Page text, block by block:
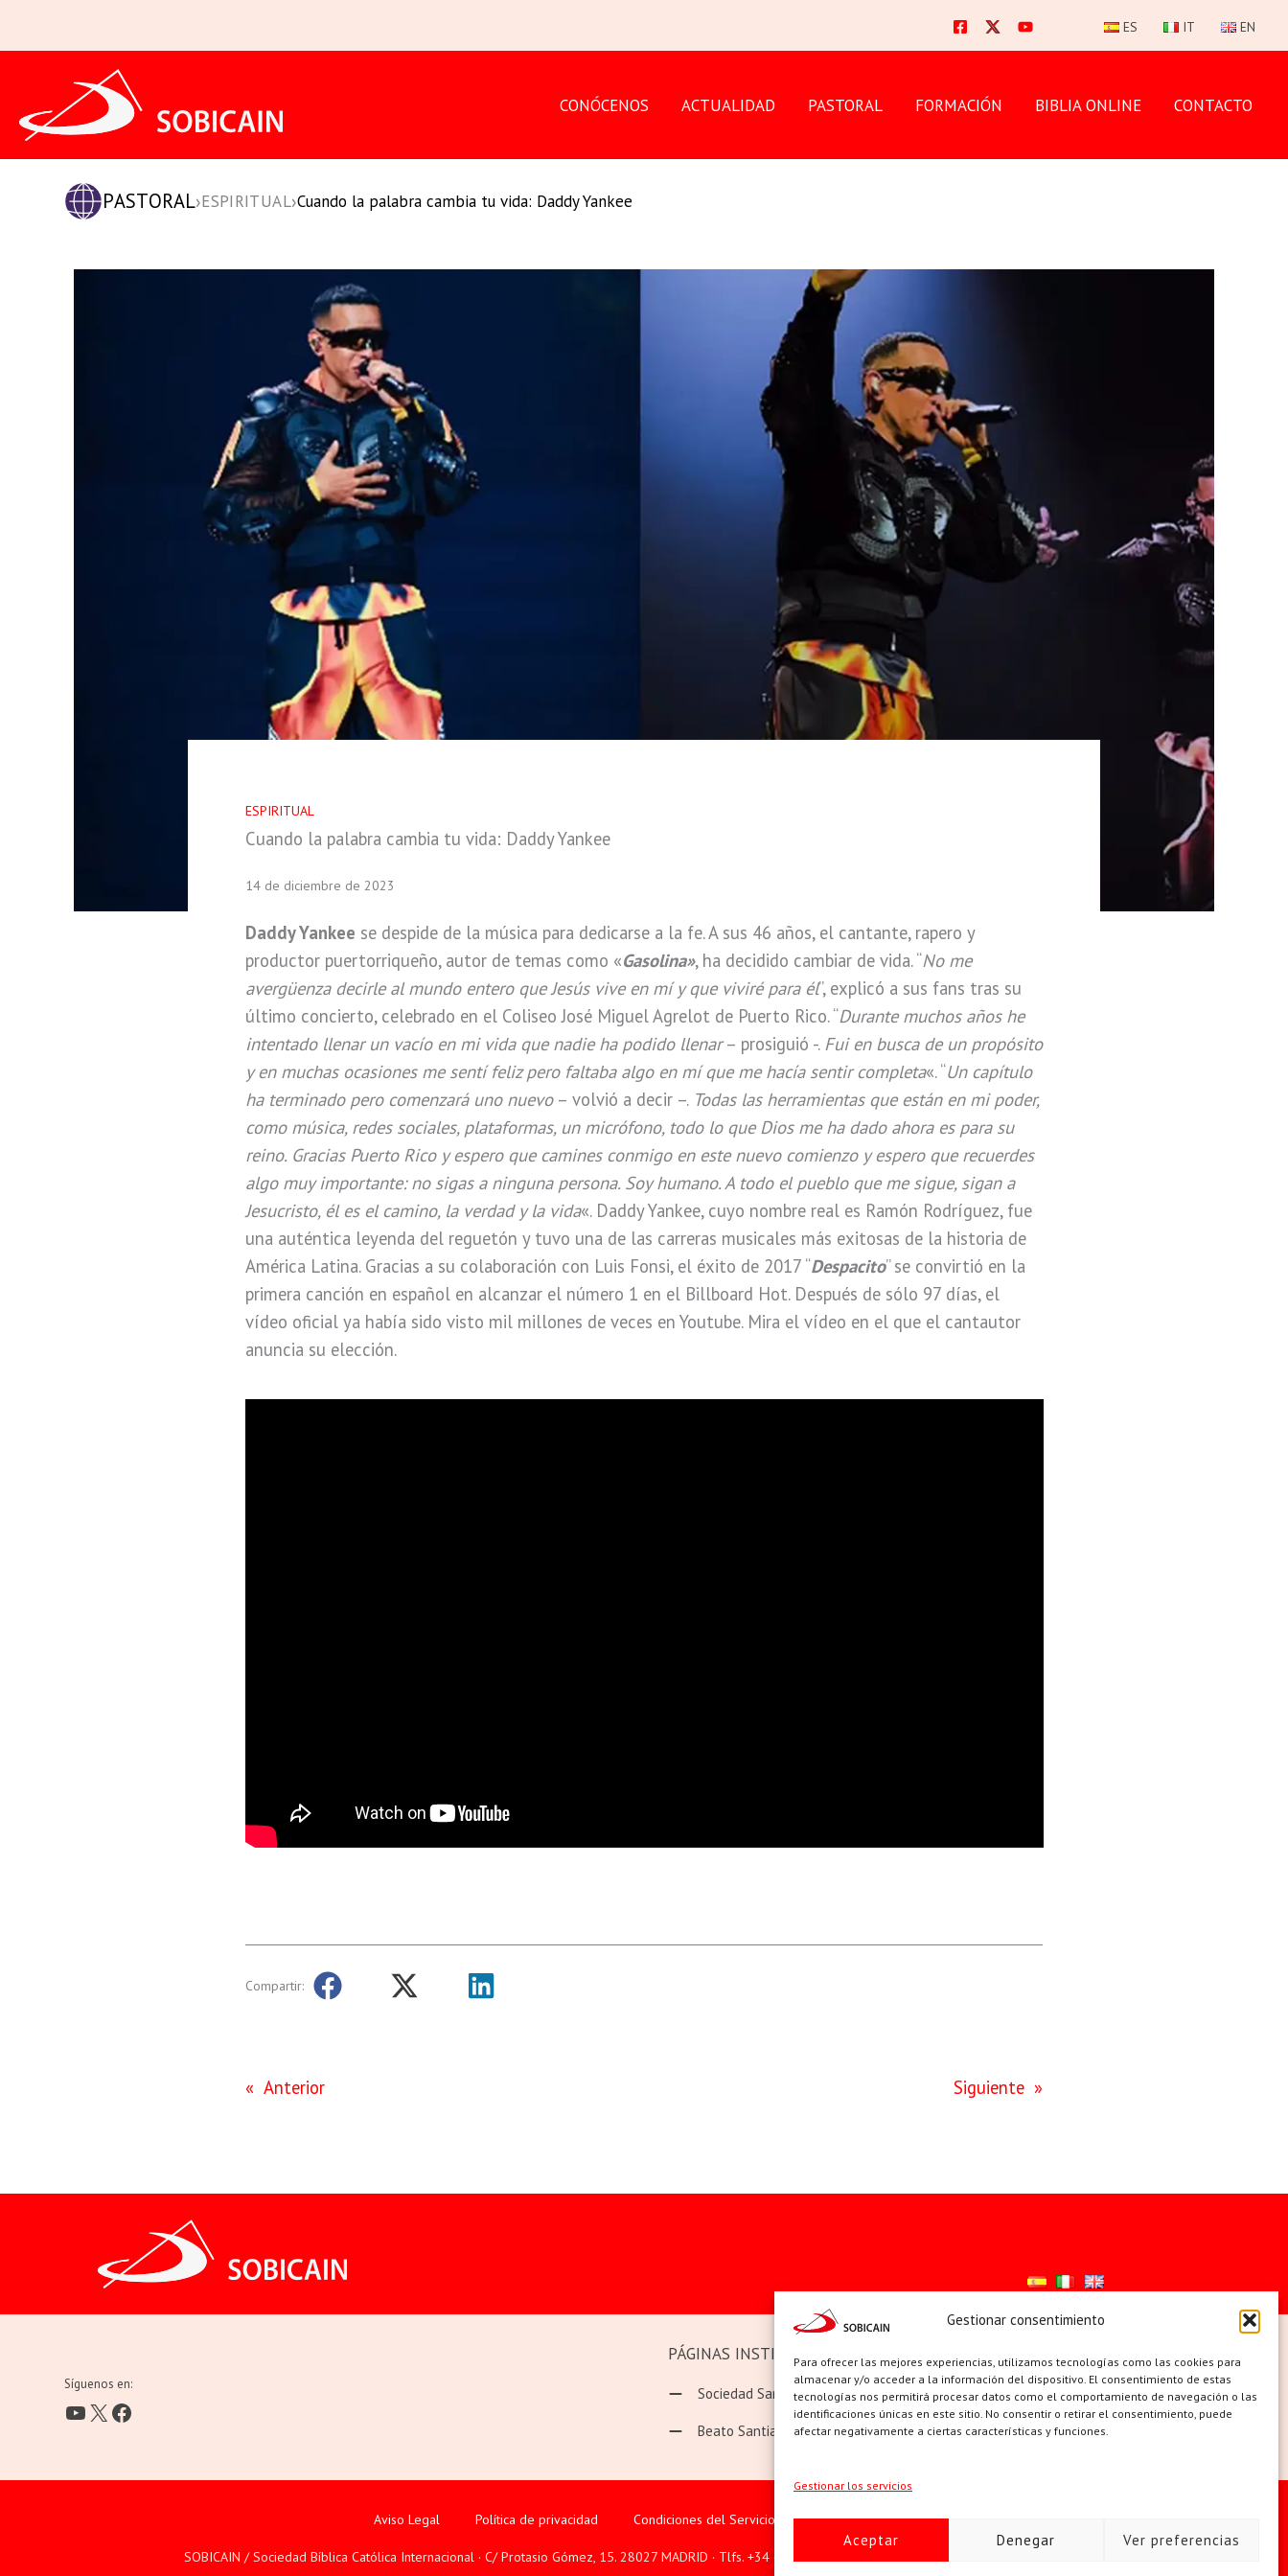
Gestionar consentimiento
Para ofrecer las mejores experiencias, utilizamos tecnologías como las cookies para
almacenar y/o acceder a la información del dispositivo. El consentimiento de estas
tecnologías nos permitirá procesar datos como el comportamiento de navegación o las
identificaciones únicas en este sitio. No consentir o retirar el consentimiento, puede
afectar negativamente a ciertas características y funciones.
Gestionar los servicios
Aceptar Denegar Ver preferencias
ES IT EN
CONÓCENOS ACTUALIDAD PASTORAL FORMACIÓN BIBLIA ONLINE CONTACTO
PASTORAL›ESPIRITUAL›Cuando la palabra cambia tu vida: Daddy Yankee
ESPIRITUAL
Cuando la palabra cambia tu vida: Daddy Yankee
14 de diciembre de 2023
Daddy Yankee se despide de la música para dedicarse a la fe. A sus 46 años, el cantante, rapero y
productor puertorriqueño, autor de temas como «Gasolina», ha decidido cambiar de vida. “No me
avergüenza decirle al mundo entero que Jesús vive en mí y que viviré para él”, explicó a sus fans tras su
último concierto, celebrado en el Coliseo José Miguel Agrelot de Puerto Rico. “Durante muchos años he
intentado llenar un vacío en mi vida que nadie ha podido llenar– prosiguió -. Fui en busca de un propósito
y en muchas ocasiones me sentí feliz pero faltaba algo en mí que me hacía sentir completa«. “Un capítulo
ha terminado pero comenzará uno nuevo– volvió a decir –. Todas las herramientas que están en mi poder,
como música, redes sociales, plataformas, un micrófono, todo lo que Dios me ha dado ahora es para su
reino. Gracias Puerto Rico y espero que camines conmigo en este nuevo comienzo y espero que recuerdes
algo muy importante: no sigas a ninguna persona. Soy humano. A todo el pueblo que me sigue, sigan a
Jesucristo, él es el camino, la verdad y la vida«. Daddy Yankee, cuyo nombre real es Ramón Rodríguez, fue
una auténtica leyenda del reguetón y tuvo una de las carreras musicales más exitosas de la historia de
América Latina. Gracias a su colaboración con Luis Fonsi, el éxito de 2017 “Despacito” se convirtió en la
primera canción en español en alcanzar el número 1 en el Billboard Hot. Después de sólo 97 días, el
vídeo oficial ya había sido visto mil millones de veces en Youtube. Mira el vídeo en el que el cantautor
anuncia su elección.
Compartir:
« Anterior Siguiente »
Síguenos en:
YouTube
X Facebook
PÁGINAS INSTITUCIONALES
Sociedad San Pablo
Beato Santiago Alberione
Aviso Legal Política de privacidad Condiciones del Servicio Política de cookies (UE)
SOBICAIN / Sociedad Bíblica Católica Internacional · C/ Protasio Gómez, 15. 28027 MADRID · Tlfs. +34 623 307 995 | +34 91 742 5113 · sobicain@sobicain.org